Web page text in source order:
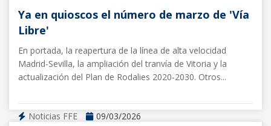
Ya en quioscos el número de marzo de 'Vía
Libre'
En portada, la reapertura de la línea de alta velocidad
Madrid-Sevilla, la ampliación del tranvía de Vitoria y la
actualización del Plan de Rodalies 2020-2030. Otros...
Noticias FFE 09/03/2026